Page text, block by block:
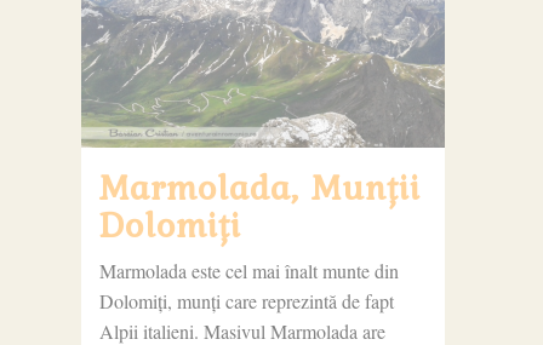
Marmolada, Munții
Dolomiți
Marmolada este cel mai înalt munte din
Dolomiți, munți care reprezintă de fapt
Alpii italieni. Masivul Marmolada are